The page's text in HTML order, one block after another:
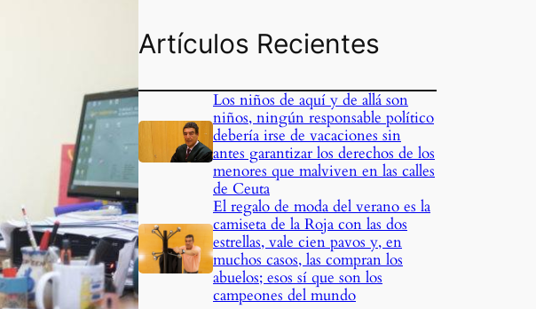
Artículos Recientes
Los niños de aquí y de allá son
niños, ningún responsable político
debería irse de vacaciones sin
antes garantizar los derechos de los
menores que malviven en las calles
de Ceuta
El regalo de moda del verano es la
camiseta de la Roja con las dos
estrellas, vale cien pavos y, en
muchos casos, las compran los
abuelos; esos sí que son los
campeones del mundo